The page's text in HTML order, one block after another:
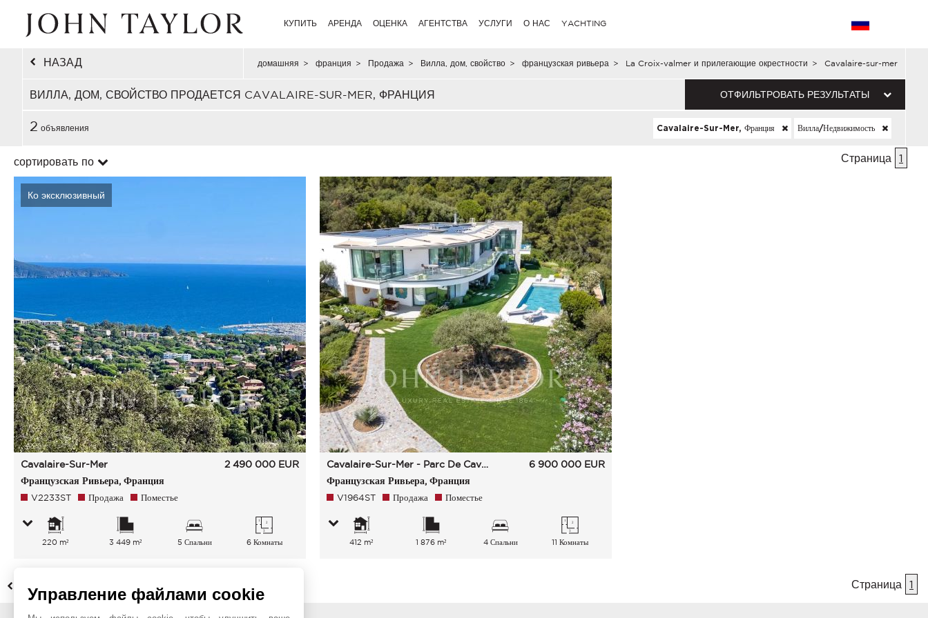
КУПИТЬ АРЕНДА ОЦЕНКА АГЕНТСТВА УСЛУГИ О НАС YACHTING
НАЗАД домашняя > франция > Продажа > Вилла, дом, свойство > французская ривьера > La Croix-valmer и прилегающие окрестности > Cavalaire-sur-mer
ВИЛЛА, ДОМ, СВОЙСТВО ПРОДАЕТСЯ CAVALAIRE-SUR-MER, ФРАНЦИЯ ОТФИЛЬТРОВАТЬ РЕЗУЛЬТАТЫ
2 объявления Cavalaire-Sur-Mer, Франция Вилла/недвижимость
сортировать по Страница 1
Ко эксклюзивный
Cavalaire-Sur-Mer
Французская Ривьера, Франция
2 490 000 EUR
V2233ST Продажа Поместье
220 m² 3 449 m² 5 Спальни 6 Комнаты
Cavalaire-Sur-Mer - Parc De Cavalaire
Французская Ривьера, Франция
6 900 000 EUR
V1964ST Продажа Поместье
412 m² 1 876 m² 4 Спальни 11 Комнаты
НАЗАД Страница 1
Управление файлами cookie